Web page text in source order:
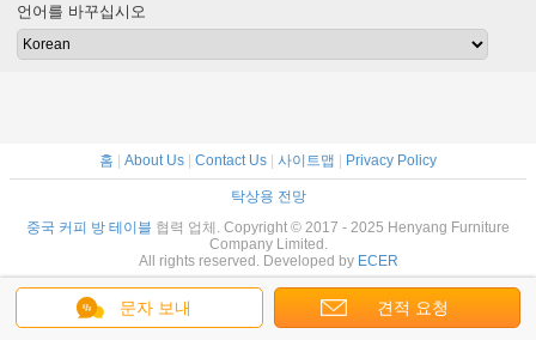
문자 보내 견적 요청
언어를 바꾸십시오
홈 | About Us | Contact Us | 사이트맵 | Privacy Policy
탁상용 전망
중국 커피 방 테이블 협력 업체. Copyright © 2017 - 2025 Henyang Furniture
Company Limited.
All rights reserved. Developed by ECER